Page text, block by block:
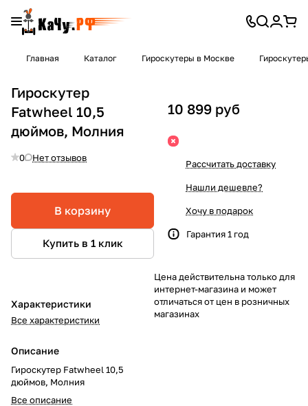
Главная Каталог Гироскутеры в Москве
Гироскутер
Fatwheel 10,5
дюймов, Молния
0 Нет отзывов
В корзину
Купить в 1 клик
Характеристики
Все характеристики
Описание
Гироскутер Fatwheel 10,5
дюймов, Молния
Все описание
10 899 руб
Рассчитать доставку
Нашли дешевле?
Хочу в подарок
Гарантия 1 год
Цена действительна только для
интернет-магазина и может
отличаться от цен в розничных
магазинах